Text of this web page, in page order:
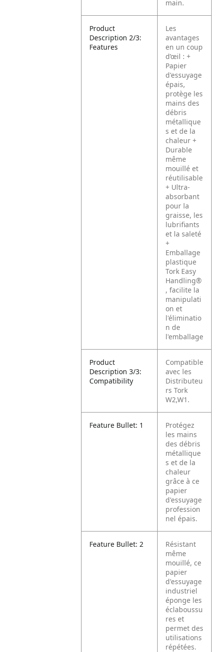
main.
Product
Description 2/3:
Features
Les
avantages
en un coup
d’œil : +
Papier
d'essuyage
épais,
protège les
mains des
débris
métallique
s et de la
chaleur +
Durable
même
mouillé et
réutilisable
+ Ultra-
absorbant
pour la
graisse, les
lubrifiants
et la saleté
+
Emballage
plastique
Tork Easy
Handling®
, facilite la
manipulati
on et
l'éliminatio
n de
l'emballage
Product
Description 3/3:
Compatibility
Compatible
avec les
Distributeu
rs Tork
W2,W1.
Feature Bullet: 1
Protégez
les mains
des débris
métallique
s et de la
chaleur
grâce à ce
papier
d'essuyage
profession
nel épais.
Feature Bullet: 2
Résistant
même
mouillé, ce
papier
d'essuyage
industriel
éponge les
éclaboussu
res et
permet des
utilisations
répétées.